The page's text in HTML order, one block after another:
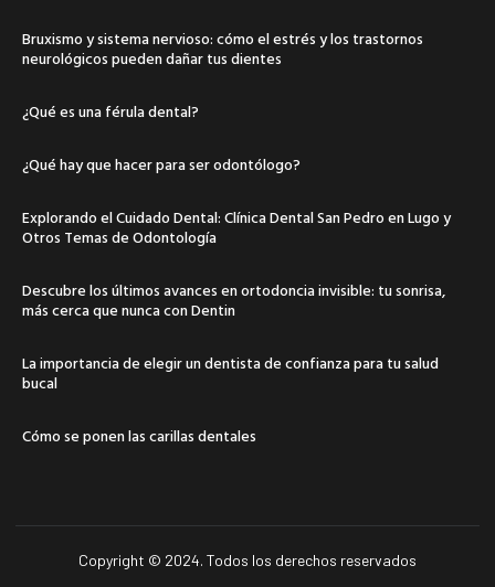
Bruxismo y sistema nervioso: cómo el estrés y los trastornos
neurológicos pueden dañar tus dientes
¿Qué es una férula dental?
¿Qué hay que hacer para ser odontólogo?
Explorando el Cuidado Dental: Clínica Dental San Pedro en Lugo y
Otros Temas de Odontología
Descubre los últimos avances en ortodoncia invisible: tu sonrisa,
más cerca que nunca con Dentin
La importancia de elegir un dentista de confianza para tu salud
bucal
Cómo se ponen las carillas dentales
Copyright © 2024. Todos los derechos reservados